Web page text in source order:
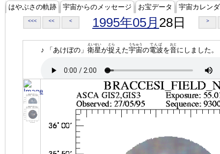
はやぶさの軌跡 宇宙からのメッセージ お宝データ 宇宙カレン
<<< << < 1995年05月 28日 >
♪ 「あけぼの」 衛星
えいせい
が捉
とら
えた宇宙
うちゅう
の電波
でんぱ
を音
おと
にしました。